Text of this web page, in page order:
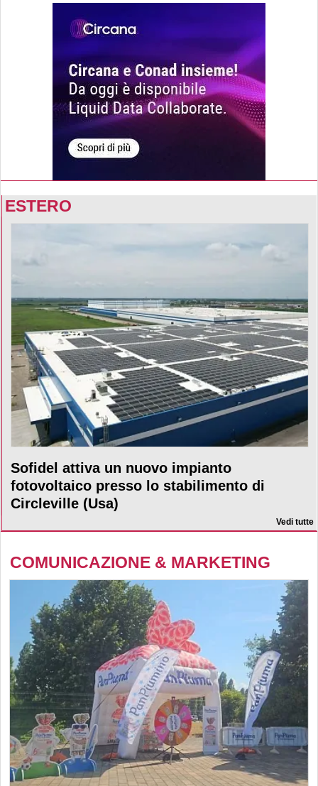
ESTERO
Sofidel attiva un nuovo impianto
fotovoltaico presso lo stabilimento di
Circleville (Usa)
Vedi tutte
COMUNICAZIONE & MARKETING